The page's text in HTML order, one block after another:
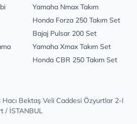
Yamaha Nmax Takım
Honda Forza 250 Takım Set
Bajaj Pulsar 200 Set
Yamaha Xmax Takım Set
Honda CBR 250 Takım Set
Bektaş Veli Caddesi Özyurtlar 2-I
/ İSTANBUL